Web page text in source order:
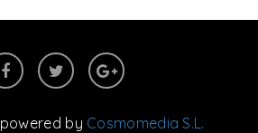
, powered by Cosmomedia S.L.